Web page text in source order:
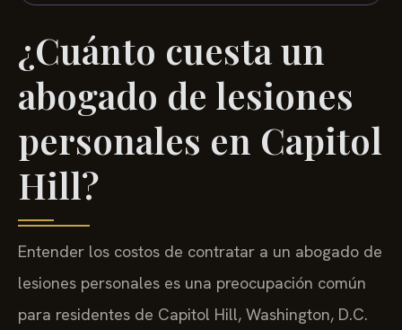
¿Cuánto cuesta un
abogado de lesiones
personales en Capitol
Hill?
Entender los costos de contratar a un abogado de
lesiones personales es una preocupación común
para residentes de Capitol Hill, Washington, D.C.